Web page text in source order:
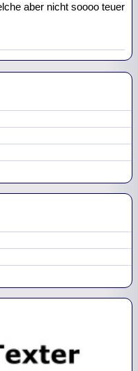
aber nicht soooo teuer